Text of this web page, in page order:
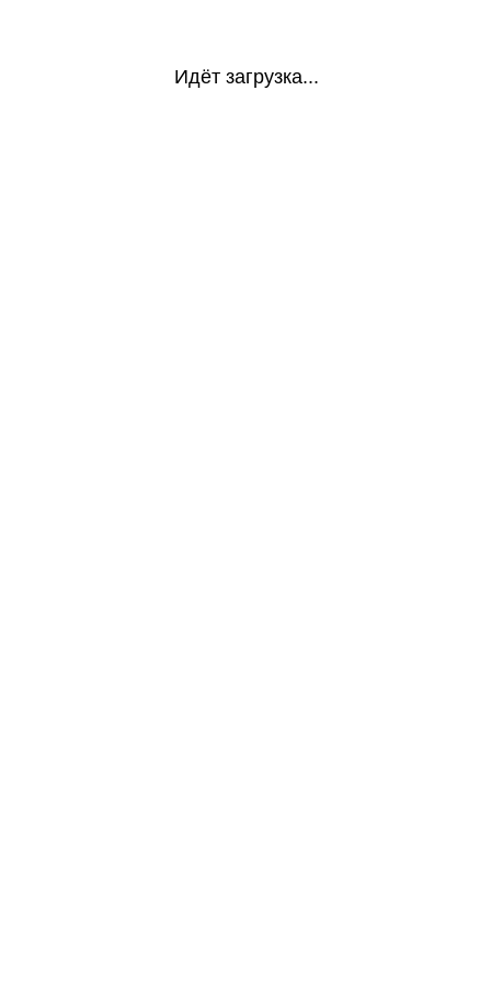
Идёт загрузка...